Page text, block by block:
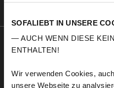
SOFALIEBT IN UNSERE
— AUCH WENN DIESE
ENTHALTEN!
Wir verwenden Cookies,
unsere Webseite zu
Sensoo
Over ons
Comfort